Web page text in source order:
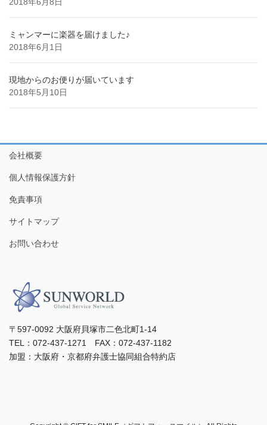
ミャンマーに楽器を届けました♪
2018年6月1日
現地からのお便りが届いています
2018年5月10日
会社概要
個人情報保護方針
免責事項
サイトマップ
お問い合わせ
〒597-0092 ⼤阪府⾙塚市⼆⾊北町1-14
TEL：072-437-1271 FAX：072-437-1182
加盟：⼤阪府・京都府弁護⼠協同組合特約店